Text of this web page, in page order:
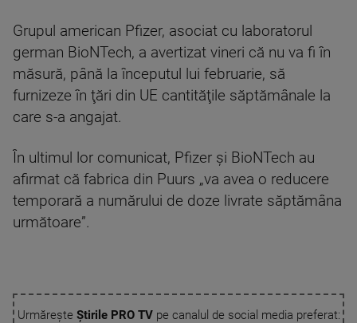
Grupul american Pfizer, asociat cu laboratorul
german BioNTech, a avertizat vineri că nu va fi în
măsură, până la începutul lui februarie, să
furnizeze în ţări din UE cantităţile săptămânale la
care s-a angajat.
În ultimul lor comunicat, Pfizer şi BioNTech au
afirmat că fabrica din Puurs „va avea o reducere
temporară a numărului de doze livrate săptămâna
următoare”.
Urmărește Știrile PRO TVpe canalul de social media preferat: